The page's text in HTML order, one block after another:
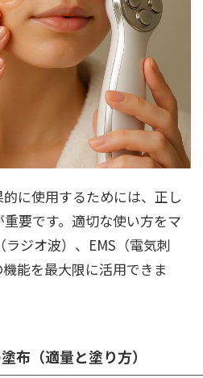
に使用するためには、正し
要です。適切な使い方をマ
ラジオ波）、EMS（電気刺
能を最大限に活用できま
布（適量と塗り方）